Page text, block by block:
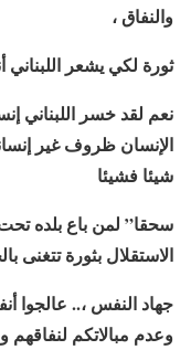
والنفاق ،
ثورة لكي يشعر
نعم لقد خسر اللبناني
الإنسان ظروف غير
شيئا فشيئا
سحقا” لمن باع بلده
الاستقلال بثورة تتغنى
جهاد النفس ،.. عالجوا
وعدم مبالاتكم